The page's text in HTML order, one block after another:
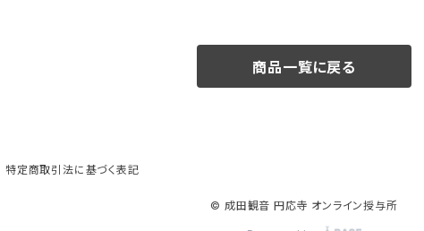
商品一覧に戻る
特定商取引法に基づく表記
© 成田観音 円応寺 オンライン授与所